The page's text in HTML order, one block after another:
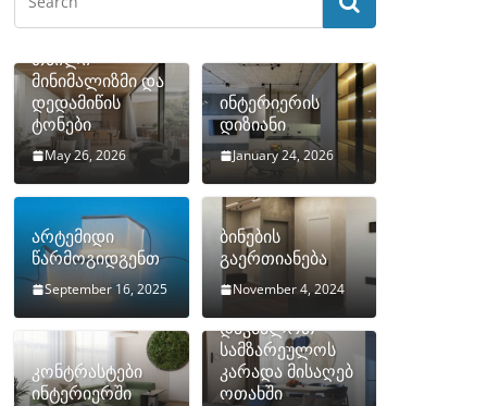
თბილი
მინიმალიზმი და
დედამიწის
ტონები
May 26, 2026
ინტერიერის
დიზიანი
January 24, 2026
არტემიდი
წარმოგიდგენთ
September 16, 2025
ბინების
გაერთიანება
November 4, 2024
კონტრასტები
ინტერიერში
როგორ
დავმალოთ
სამზარეულოს
კარადა მისაღებ
ოთახში